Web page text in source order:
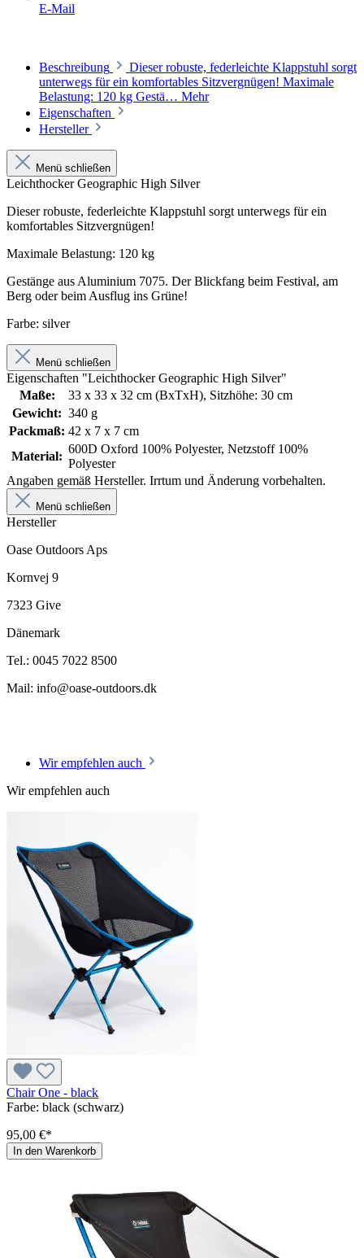
E-Mail
Beschreibung
Dieser robuste, federleichte Klappstuhl sorgt
unterwegs für ein komfortables Sitzvergnügen! Maximale
Belastung: 120 kg Gestä… Mehr
Eigenschaften
Hersteller
Menü schließen
Leichthocker Geographic High Silver
Dieser robuste, federleichte Klappstuhl sorgt unterwegs für ein
komfortables Sitzvergnügen!
Maximale Belastung: 120 kg
Gestänge aus Aluminium 7075. Der Blickfang beim Festival, am
Berg oder beim Ausflug ins Grüne!
Farbe: silver
Menü schließen
Eigenschaften "Leichthocker Geographic High Silver"
Maße:
33 x 33 x 32 cm (BxTxH), Sitzhöhe: 30 cm
Gewicht: 340 g
Packmaß: 42 x 7 x 7 cm
Material:
600D Oxford 100% Polyester, Netzstoff 100%
Polyester
Angaben gemäß Hersteller. Irrtum und Änderung vorbehalten.
Menü schließen
Hersteller
Oase Outdoors Aps
Kornvej 9
7323 Give
Dänemark
Tel.: 0045 7022 8500
Mail: info@oase-outdoors.dk
Wir empfehlen auch
Wir empfehlen auch
Chair One - black
Farbe: black (schwarz)
95,00 €*
In den Warenkorb